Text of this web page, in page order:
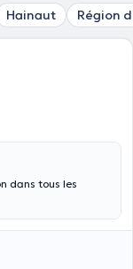
Hainaut Région